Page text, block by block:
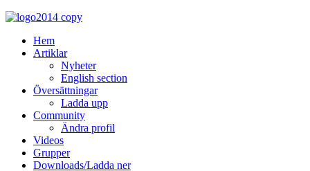
Hem
Artiklar
Nyheter
English section
Översättningar
Ladda upp
Community
Ändra profil
Videos
Grupper
Downloads/Ladda ner